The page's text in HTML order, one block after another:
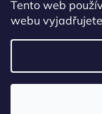
Tento web
webu